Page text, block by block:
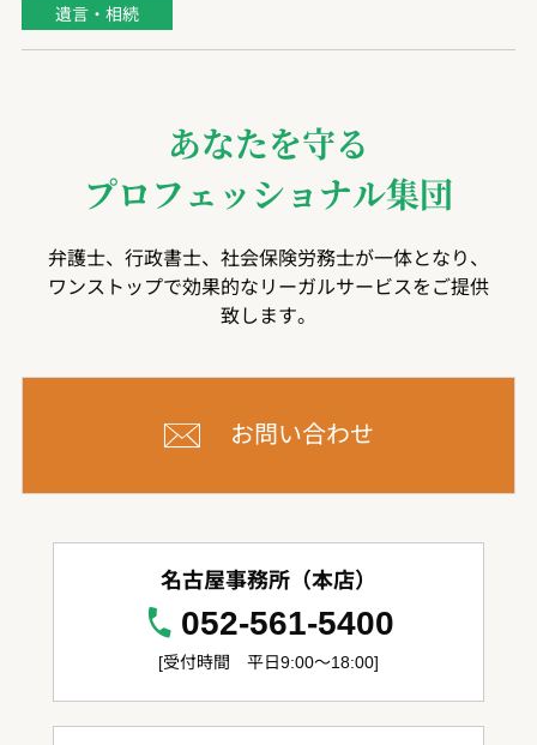
遺言・相続
あなたを守る
プロフェッショナル集団
弁護士、行政書士、社会保険労務士が一体となり、
ワンストップで効果的なリーガルサービスをご提供
致します。
お問い合わせ
名古屋事務所（本店）
052-561-5400
[受付時間 平日9:00～18:00]